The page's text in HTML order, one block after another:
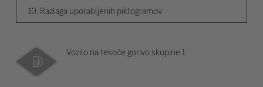
10. Razlaga uporabljenih piktogramov
Vozilo na tekoče gorivo skupine 1